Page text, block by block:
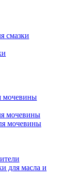
смазки
мочевины
мочевины
мочевины
для масла и